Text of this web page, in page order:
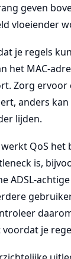
geven
vloeiender
je regels
het MAC-
Zorg ervoor
anders
lijden.
QoS het
is,
ADSL-
je